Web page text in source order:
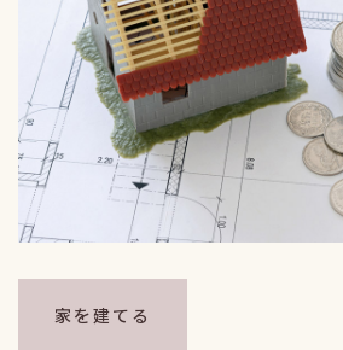
家を建てる